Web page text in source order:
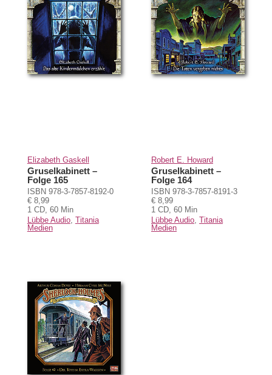
Elizabeth Gaskell
Gruselkabinett –
Folge 165
ISBN 978-3-7857-8192-0
€ 8,99
1 CD, 60 Min
Lübbe Audio, Titania
Medien
Robert E. Howard
Gruselkabinett –
Folge 164
ISBN 978-3-7857-8191-3
€ 8,99
1 CD, 60 Min
Lübbe Audio, Titania
Medien